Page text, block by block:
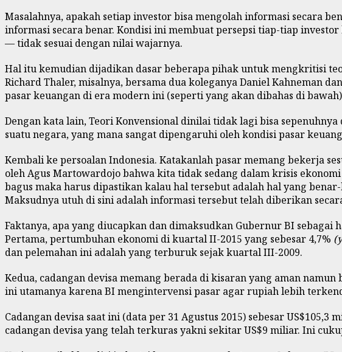
Masalahnya, apakah setiap investor bisa mengolah informasi secara
informasi secara benar. Kondisi ini membuat persepsi tiap-tiap
— tidak sesuai dengan nilai wajarnya.
Hal itu kemudian dijadikan dasar beberapa pihak untuk mengkritisi
Richard Thaler, misalnya, bersama dua koleganya Daniel Kahneman
pasar keuangan di era modern ini (seperti yang akan dibahas di
Dengan kata lain, Teori Konvensional dinilai tidak lagi bisa
suatu negara, yang mana sangat dipengaruhi oleh kondisi pasar
Kembali ke persoalan Indonesia. Katakanlah pasar memang bekerja
oleh Agus Martowardojo bahwa kita tidak sedang dalam krisis
bagus maka harus dipastikan kalau hal tersebut adalah hal yang
Maksudnya utuh di sini adalah informasi tersebut telah diberikan
Faktanya, apa yang diucapkan dan dimaksudkan Gubernur BI
Pertama, pertumbuhan ekonomi di kuartal II-2015 yang sebesar 4,7%
dan pelemahan ini adalah yang terburuk sejak kuartal III-2009.
Kedua, cadangan devisa memang berada di kisaran yang aman
ini utamanya karena BI mengintervensi pasar agar rupiah lebih
Cadangan devisa saat ini (data per 31 Agustus 2015) sebesar
cadangan devisa yang telah terkuras yakni sekitar US$9 miliar. Ini